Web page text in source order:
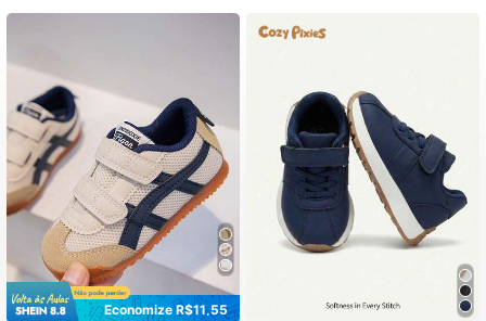
4,96 742K Seguidores
4,96 742K Seguidores
4,96 742K Seguidores
4,96 742K Seguidores
Economize R$11,55